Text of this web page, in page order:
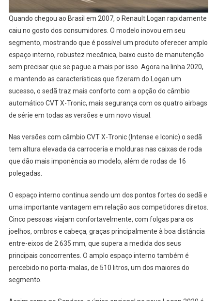
Quando chegou ao Brasil em 2007, o Renault Logan rapidamente
caiu no gosto dos consumidores. O modelo inovou em seu
segmento, mostrando que é possível um produto oferecer amplo
espaço interno, robustez mecânica, baixo custo de manutenção
sem precisar que se pague a mais por isso. Agora na linha 2020,
e mantendo as características que fizeram do Logan um
sucesso, o sedã traz mais conforto com a opção do câmbio
automático CVT X-Tronic, mais segurança com os quatro airbags
de série em todas as versões e um novo visual.
Nas versões com câmbio CVT X-Tronic (Intense e Iconic) o sedã
tem altura elevada da carroceria e molduras nas caixas de roda
que dão mais imponência ao modelo, além de rodas de 16
polegadas.
O espaço interno continua sendo um dos pontos fortes do sedã e
uma importante vantagem em relação aos competidores diretos.
Cinco pessoas viajam confortavelmente, com folgas para os
joelhos, ombros e cabeça, graças principalmente à boa distância
entre-eixos de 2.635 mm, que supera a medida dos seus
principais concorrentes. O amplo espaço interno também é
percebido no porta-malas, de 510 litros, um dos maiores do
segmento.